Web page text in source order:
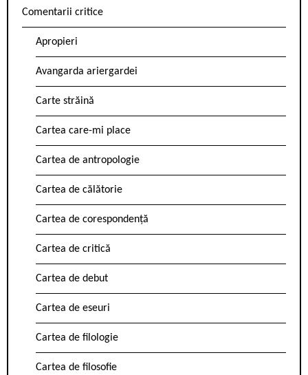
Comentarii critice
Apropieri
Avangarda ariergardei
Carte străină
Cartea care-mi place
Cartea de antropologie
Cartea de călătorie
Cartea de corespondență
Cartea de critică
Cartea de debut
Cartea de eseuri
Cartea de filologie
Cartea de filosofie